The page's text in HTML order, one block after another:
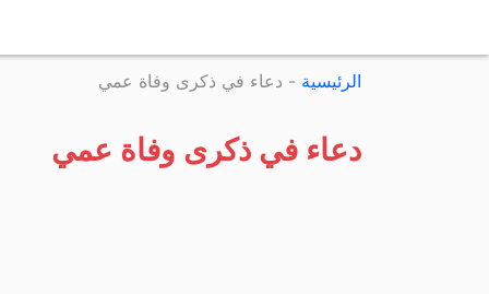
الرئيسية - دعاء في ذكرى وفاة عمي
دعاء في ذكرى وفاة عمي